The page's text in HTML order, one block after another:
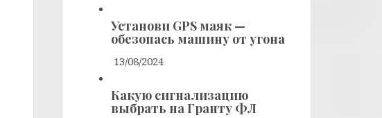
Установи GPS маяк —
обезопась машину от угона
13/08/2024
Какую сигнализацию
выбрать на Гранту ФЛ